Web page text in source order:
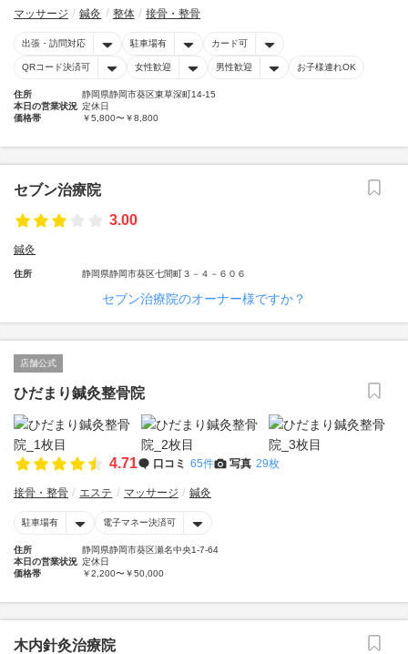
マッサージ 鍼灸 整体 接骨・整骨
出張・訪問対応 駐車場有 カード可
QRコード決済可 女性歓迎 男性歓迎 お子様連れOK
住所
静岡県静岡市葵区東草深町14-15
本日の営業状況 定休日
価格帯
￥5,800〜￥8,800
セブン治療院
3.00
鍼灸
住所 静岡県静岡市葵区七間町３－４－６０６
セブン治療院のオーナー様ですか？
店舗公式
ひだまり鍼灸整骨院
4.71 口コミ 65件 写真 29枚
接骨・整骨 エステ マッサージ 鍼灸
駐車場有 電子マネー決済可
住所
静岡県静岡市葵区瀬名中央1-7-64
本日の営業状況 定休日
価格帯
￥2,200〜￥50,000
木内針灸治療院